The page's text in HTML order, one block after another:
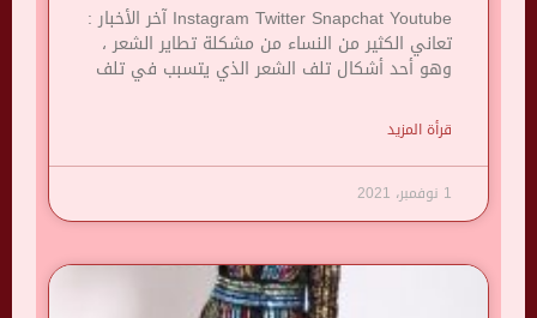
Instagram Twitter Snapchat Youtube آخر الأخبار :
تعاني الكثير من النساء من مشكلة تطاير الشعر ،
وهو أحد أشكال تلف الشعر الذي يتسبب في تلف
قرأة المزيد
1 نوفمبر، 2021